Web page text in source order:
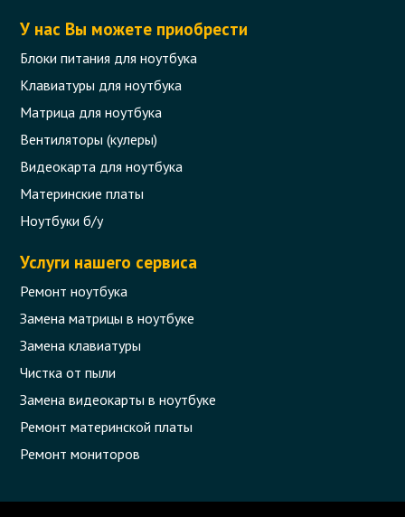
У нас Вы можете приобрести
Блоки питания для ноутбука
Клавиатуры для ноутбука
Матрица для ноутбука
Вентиляторы (кулеры)
Видеокарта для ноутбука
Материнские платы
Ноутбуки б/у
Услуги нашего сервиса
Ремонт ноутбука
Замена матрицы в ноутбуке
Замена клавиатуры
Чистка от пыли
Замена видеокарты в ноутбуке
Ремонт материнской платы
Ремонт мониторов